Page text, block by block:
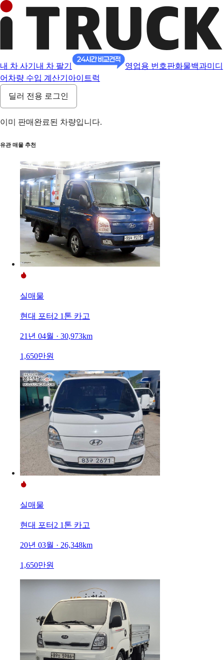
내 차 사기 내 차 팔기 영업용 번호판화물백과미디
어 차량 수입 계산기 아이트럭
딜러 전용 로그인
이미 판매완료된 차량입니다.
유관 매물 추천
실매물
현대 포터2 1톤 카고
21년 04월 · 30,973km
1,650만원
실매물
현대 포터2 1톤 카고
20년 03월 · 26,348km
1,650만원